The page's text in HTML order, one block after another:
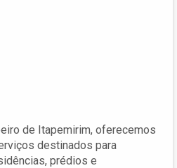
de Itapemirim, oferecemos
destinados para
prédios e